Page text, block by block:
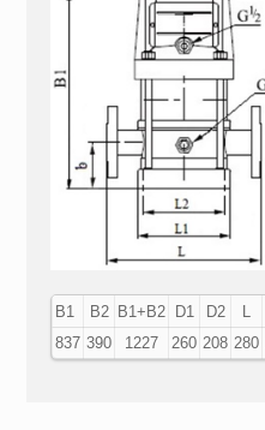
В1 В2 В1+В2 D1 D2
837 390 1227 260 208 280